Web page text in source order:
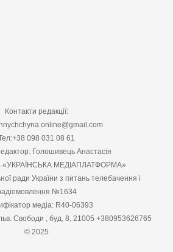
Контакти редакції:
098 031 08 61
Голошивець Анастасія
«УКРАЇНСЬКА МЕДІАПЛАТФОРМА»
ради України з питань телебачення і
№1634
медіа: R40-06393
Свободи , буд. 8, 21005 +380953626765
© 2025